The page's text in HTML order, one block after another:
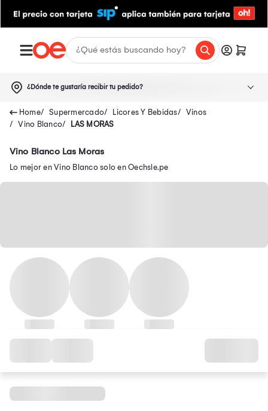
¿Dónde te gustaría recibir tu pedido?
Supermercado Licores Y Bebidas
Vinos
Vino Blanco
LAS MORAS
Vino Blanco Las Moras
Lo mejor en Vino Blanco solo en Oechsle.pe